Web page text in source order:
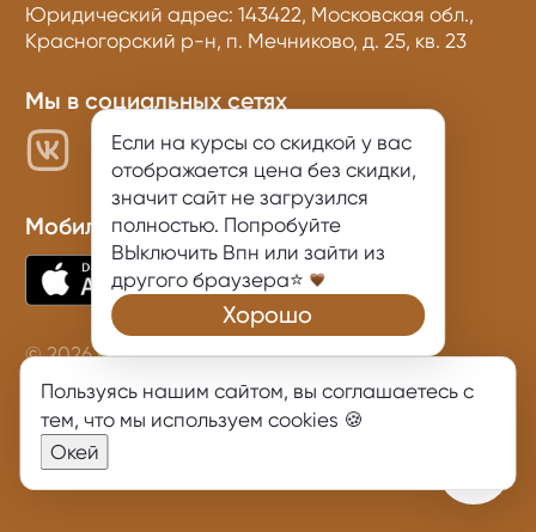
Юридический адрес: 143422, Московская обл.,
Красногорский р-н, п. Мечниково, д. 25, кв. 23
Мы в социальных сетях
Мобильное приложение
© 2026 KarinaKino
Политика конфиденциальности
Договор оферты
Согласие на обработку персональных данных
Пользуясь нашим сайтом, вы соглашаетесь с
тем, что мы используем cookies 🍪
Окей
Если на курсы со скидкой у вас
отображается цена без скидки,
значит сайт не загрузился
полностью. Попробуйте
ВЫключить Впн или зайти из
другого браузера⭐
Хорошо